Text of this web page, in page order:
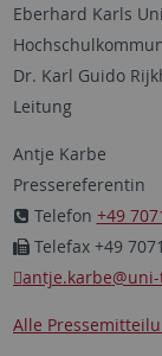
Eberhard Karls
Dr. Karl Guido
Leitung
Antje Karbe
Pressereferentin
Telefon +49
Telefax +49
antje.karbe
Alle